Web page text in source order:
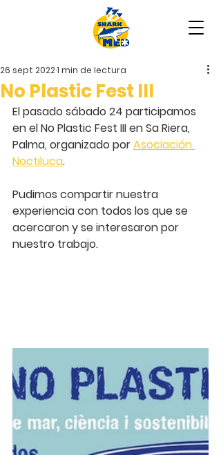
No Plastic Fest III
26 sept 20221 min de lectura
El pasado sábado 24 participamos
en el No Plastic Fest III en Sa Riera,
Palma, organizado por Asociación
Noctiluca.
Pudimos compartir nuestra
experiencia con todos los que se
acercaron y se interesaron por
nuestro trabajo.